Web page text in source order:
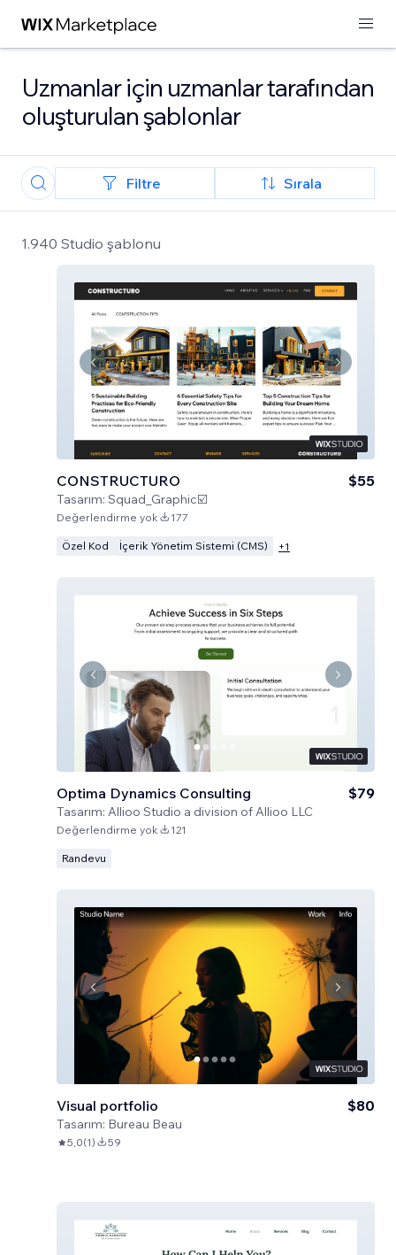
Uzmanlar için uzmanlar tarafından
oluşturulan şablonlar
Filtre Sırala
1.940 Studio şablonu
CONSTRUCTURO
Tasarım: Squad_Graphic☑️
$55
Değerlendirme yok 177
Özel Kod İçerik Yönetim Sistemi (CMS) +1
Optima Dynamics Consulting
Tasarım: Allioo Studio a division of Allioo LLC
$79
Değerlendirme yok 121
Randevu
Visual portfolio
Tasarım: Bureau Beau
$80
5,0(1) 59